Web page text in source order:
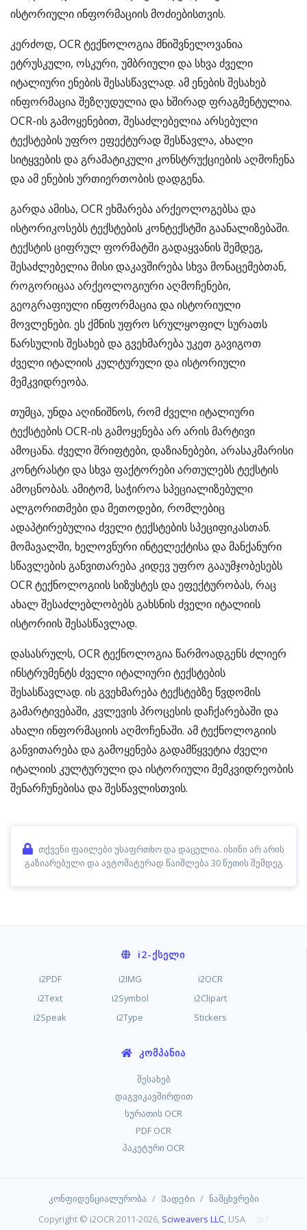
ისტორიული ინფორმაციის მოძიებისთვის.
კერძოდ, OCR ტექნოლოგია მნიშვნელოვანია
ეტრუსკული, ოსკური, უმბრიული და სხვა ძველი
იტალიური ენების შესასწავლად. ამ ენების შესახებ
ინფორმაცია შეზღუდულია და ხშირად ფრაგმენტულია.
OCR-ის გამოყენებით, შესაძლებელია არსებული
ტექსტების უფრო ეფექტურად შესწავლა, ახალი
სიტყვების და გრამატიკული კონსტრუქციების აღმოჩენა
და ამ ენების ურთიერთობის დადგენა.
გარდა ამისა, OCR ეხმარება არქეოლოგებსა და
ისტორიკოსებს ტექსტების კონტექსტში გაანალიზებაში.
ტექსტის ციფრულ ფორმატში გადაყვანის შემდეგ,
შესაძლებელია მისი დაკავშირება სხვა მონაცემებთან,
როგორიცაა არქეოლოგიური აღმოჩენები,
გეოგრაფიული ინფორმაცია და ისტორიული
მოვლენები. ეს ქმნის უფრო სრულყოფილ სურათს
წარსულის შესახებ და გვეხმარება უკეთ გავიგოთ
ძველი იტალიის კულტურული და ისტორიული
მემკვიდრეობა.
თუმცა, უნდა აღინიშნოს, რომ ძველი იტალიური
ტექსტების OCR-ის გამოყენება არ არის მარტივი
ამოცანა. ძველი შრიფტები, დაზიანებები, არასაკმარისი
კონტრასტი და სხვა ფაქტორები ართულებს ტექსტის
ამოცნობას. ამიტომ, საჭიროა სპეციალიზებული
ალგორითმები და მეთოდები, რომლებიც
ადაპტირებულია ძველი ტექსტების სპეციფიკასთან.
მომავალში, ხელოვნური ინტელექტისა და მანქანური
სწავლების განვითარება კიდევ უფრო გააუმჯობესებს
OCR ტექნოლოგიის სიზუსტეს და ეფექტურობას, რაც
ახალ შესაძლებლობებს გახსნის ძველი იტალიის
ისტორიის შესასწავლად.
დასასრულს, OCR ტექნოლოგია წარმოადგენს ძლიერ
ინსტრუმენტს ძველი იტალიური ტექსტების
შესასწავლად. ის გვეხმარება ტექსტებზე წვდომის
გამარტივებაში, კვლევის პროცესის დაჩქარებაში და
ახალი ინფორმაციის აღმოჩენაში. ამ ტექნოლოგიის
განვითარება და გამოყენება გადამწყვეტია ძველი
იტალიის კულტურული და ისტორიული მემკვიდრეობის
შენარჩუნებისა და შესწავლისთვის.
თქვენი ფაილები უსაფრთხო და დაცულია. ისინი არ არის
გაზიარებული და ავტომატურად წაიშლება 30 წუთის შემდეგ
i2-ᲥᲡᲔᲚᲘ
i2PDF i2IMG
i2OCR
i2Text
i2Symbol
i2Clipart
i2Speak
i2Type Stickers
ᲙᲝᲛᲞᲐᲜᲘᲐ
შესახებ
დაგვიკავშირდით
სურათის OCR
PDF OCR
პაკეტური OCR
კონფიდენციალურობა / Ვადები / ნამცხვრები
Copyright © i2OCR 2011-2026, Sciweavers LLC, USA 207